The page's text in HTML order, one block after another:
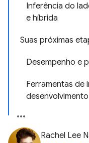
Inferência do
e híbrida
Suas próximas
Desempenho e
Ferramentas de
desenvolvimento
Rachel Lee